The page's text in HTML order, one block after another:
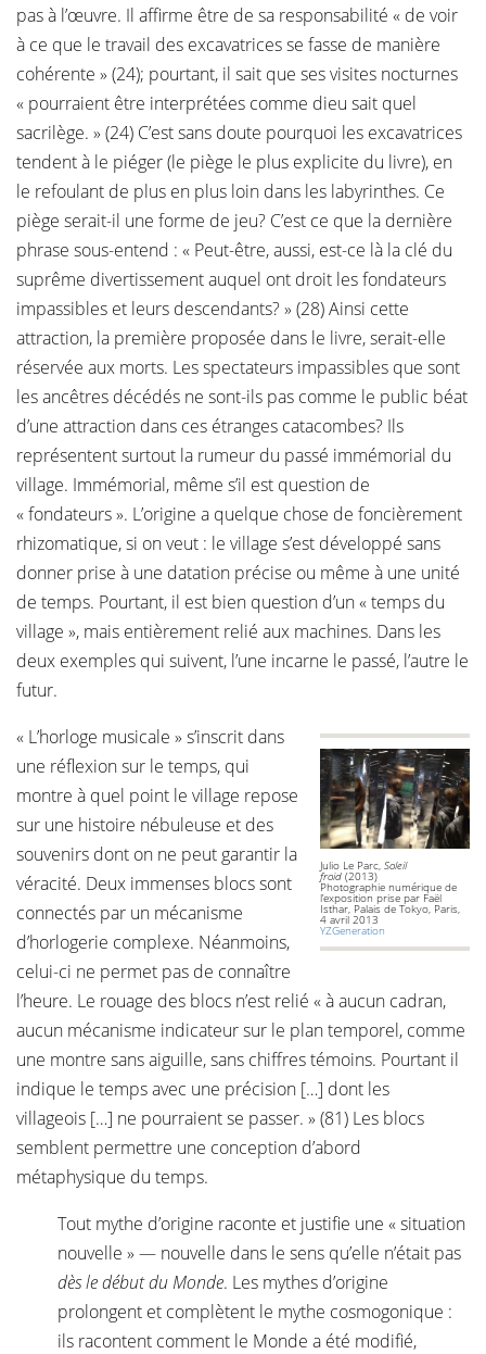
pas à l’œuvre. Il affirme être de sa responsabilité « de voir
à ce que le travail des excavatrices se fasse de manière
cohérente » (24); pourtant, il sait que ses visites nocturnes
« pourraient être interprétées comme dieu sait quel
sacrilège. » (24) C’est sans doute pourquoi les excavatrices
tendent à le piéger (le piège le plus explicite du livre), en
le refoulant de plus en plus loin dans les labyrinthes. Ce
piège serait-il une forme de jeu? C’est ce que la dernière
phrase sous-entend : « Peut-être, aussi, est-ce là la clé du
suprême divertissement auquel ont droit les fondateurs
impassibles et leurs descendants? » (28) Ainsi cette
attraction, la première proposée dans le livre, serait-elle
réservée aux morts. Les spectateurs impassibles que sont
les ancêtres décédés ne sont-ils pas comme le public béat
d’une attraction dans ces étranges catacombes? Ils
représentent surtout la rumeur du passé immémorial du
village. Immémorial, même s’il est question de
« fondateurs ». L’origine a quelque chose de foncièrement
rhizomatique, si on veut : le village s’est développé sans
donner prise à une datation précise ou même à une unité
de temps. Pourtant, il est bien question d’un « temps du
village », mais entièrement relié aux machines. Dans les
deux exemples qui suivent, l’une incarne le passé, l’autre le
futur.
Julio Le Parc,Soleil
froid (2013)
Photographie numérique de
l’exposition prise par Faël
Isthar, Palais de Tokyo, Paris,
4 avril 2013
YZGeneration
« L’horloge musicale » s’inscrit dans
une réflexion sur le temps, qui
montre à quel point le village repose
sur une histoire nébuleuse et des
souvenirs dont on ne peut garantir la
véracité. Deux immenses blocs sont
connectés par un mécanisme
d’horlogerie complexe. Néanmoins,
celui-ci ne permet pas de connaître
l’heure. Le rouage des blocs n’est relié « à aucun cadran,
aucun mécanisme indicateur sur le plan temporel, comme
une montre sans aiguille, sans chiffres témoins. Pourtant il
indique le temps avec une précision […] dont les
villageois […] ne pourraient se passer. » (81) Les blocs
semblent permettre une conception d’abord
métaphysique du temps.
Tout mythe d’origine raconte et justifie une « situation
nouvelle » — nouvelle dans le sens qu’elle n’était pas
dès le début du Monde. Les mythes d’origine
prolongent et complètent le mythe cosmogonique :
ils racontent comment le Monde a été modifié,